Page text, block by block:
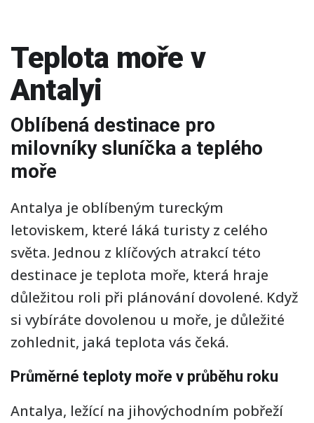
Teplota moře v
Antalyi
Oblíbená destinace pro
milovníky sluníčka a teplého
moře
Antalya je oblíbeným tureckým
letoviskem, které láká turisty z celého
světa. Jednou z klíčových atrakcí této
destinace je teplota moře, která hraje
důležitou roli při plánování dovolené. Když
si vybíráte dovolenou u moře, je důležité
zohlednit, jaká teplota vás čeká.
Průměrné teploty moře v průběhu roku
Antalya, ležící na jihovýchodním pobřeží